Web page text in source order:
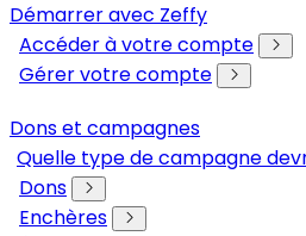
Démarrer avec Zeffy
Accéder à votre compte
Gérer votre compte
Dons et campagnes
Quelle type de campagne
Dons
Enchères